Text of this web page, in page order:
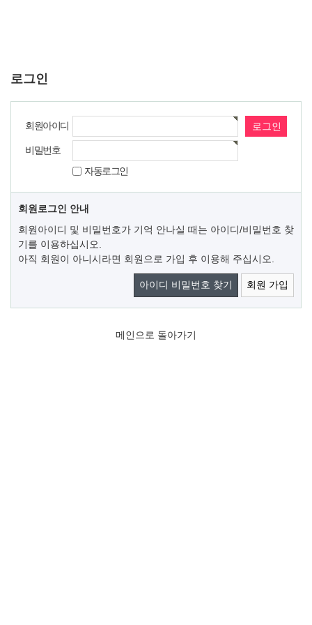
로그인
회원아이디
비밀번호
자동로그인
회원로그인 안내
회원아이디 및 비밀번호가 기억 안나실 때는 아이디/비밀번호 찾
기를 이용하십시오.
아직 회원이 아니시라면 회원으로 가입 후 이용해 주십시오.
아이디 비밀번호 찾기 회원 가입
메인으로 돌아가기